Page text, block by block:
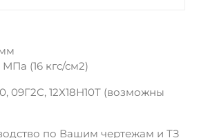
МПа (16 кгс/см2)
09Г2С, 12Х18Н10Т (возможны
по Вашим чертежам и ТЗ